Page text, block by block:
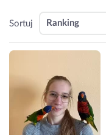
Sortuj